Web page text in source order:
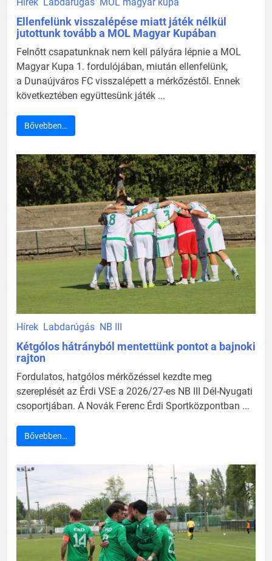
Hírek Labdarúgás MOL magyar kupa
Ellenfelünk visszalépése miatt játék nélkül
jutottunk tovább a MOL Magyar Kupában
Felnőtt csapatunknak nem kell pályára lépnie a MOL
Magyar Kupa 1. fordulójában, miután ellenfelünk,
a Dunaújváros FC visszalépett a mérkőzéstől. Ennek
következtében együttesünk játék ...
Bővebben…
Hírek Labdarúgás NB III
Kétgólos hátrányból mentettünk pontot a bajnoki
rajton
Fordulatos, hatgólos mérkőzéssel kezdte meg
szereplését az Érdi VSE a 2026/27-es NB III Dél-Nyugati
csoportjában. A Novák Ferenc Érdi Sportközpontban ...
Bővebben…